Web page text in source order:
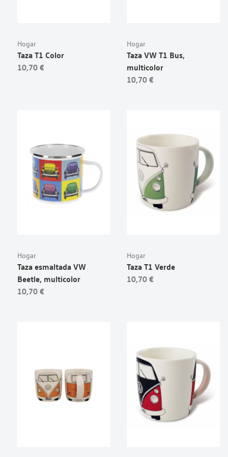
Hogar
Taza T1 Color
10,70 €
Hogar
Taza VW T1 Bus,
multicolor
10,70 €
Hogar
Taza esmaltada VW
Beetle, multicolor
10,70 €
Hogar
Taza T1 Verde
10,70 €